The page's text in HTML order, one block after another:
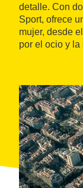
detalle. Con
Sport, ofrece
mujer, desde
por el ocio y la